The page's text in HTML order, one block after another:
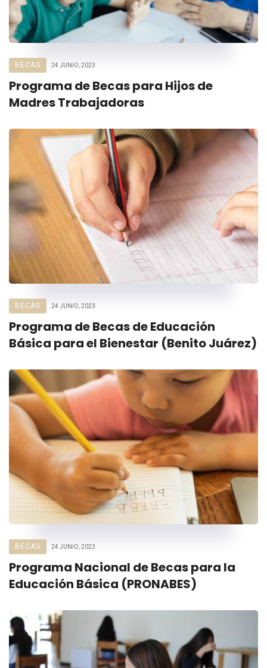
BECAS 24 JUNIO, 2023
Programa de Becas para Hijos de
Madres Trabajadoras
BECAS 24 JUNIO, 2023
Programa de Becas de Educación
Básica para el Bienestar (Benito Juárez)
BECAS 24 JUNIO, 2023
Programa Nacional de Becas para la
Educación Básica (PRONABES)